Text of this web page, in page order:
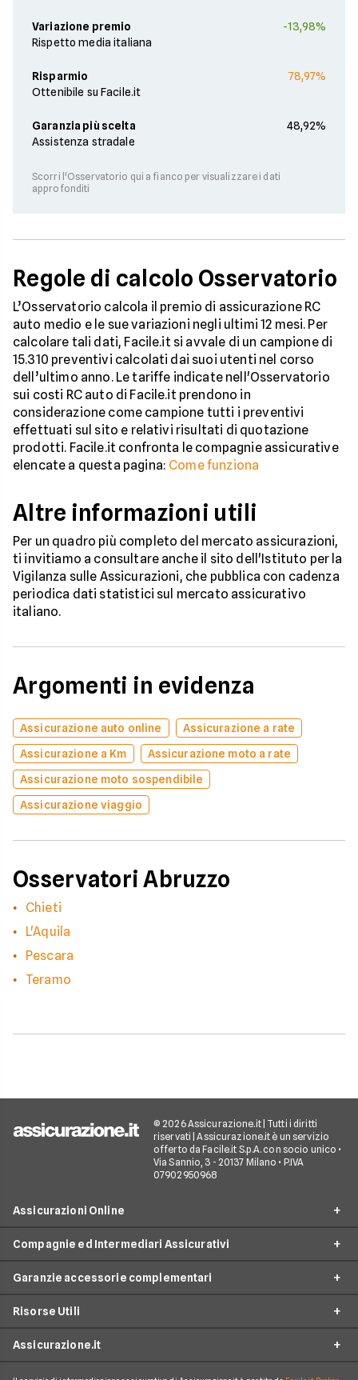
Variazione premio
Rispetto media italiana
-13,98%
Risparmio
Ottenibile su Facile.it
78,97%
Garanzia più scelta
Assistenza stradale
48,92%
Scorri l'Osservatorio qui a fianco per visualizzare i dati
approfonditi
Regole di calcolo Osservatorio
L’Osservatorio calcola il premio di assicurazione RC
auto medio e le sue variazioni negli ultimi 12 mesi. Per
calcolare tali dati, Facile.it si avvale di un campione di
15.310 preventivi calcolati dai suoi utenti nel corso
dell’ultimo anno. Le tariffe indicate nell'Osservatorio
sui costi RC auto di Facile.it prendono in
considerazione come campione tutti i preventivi
effettuati sul sito e relativi risultati di quotazione
prodotti. Facile.it confronta le compagnie assicurative
elencate a questa pagina: Come funziona
Altre informazioni utili
Per un quadro più completo del mercato assicurazioni,
ti invitiamo a consultare anche il sito dell'Istituto per la
Vigilanza sulle Assicurazioni, che pubblica con cadenza
periodica dati statistici sul mercato assicurativo
italiano.
Argomenti in evidenza
Assicurazione auto online
Assicurazione a rate
Assicurazione a Km
Assicurazione moto a rate
Assicurazione moto sospendibile
Assicurazione viaggio
Osservatori Abruzzo
Chieti
L'Aquila
Pescara
Teramo
© 2026 Assicurazione.it | Tutti i diritti
riservati | Assicurazione.it è un servizio
offerto da Facile.it S.p.A. con socio unico •
Via Sannio, 3 - 20137 Milano • P.IVA
07902950968
Assicurazioni Online
RC Auto
RC Moto
Assicurazione Ciclomotore
Compagnie ed Intermediari Assicurativi
Allianz Direct
Prima.it
Garanzie accessorie complementari
Infortuni conducente
Risorse Utili
Assicurazione.it